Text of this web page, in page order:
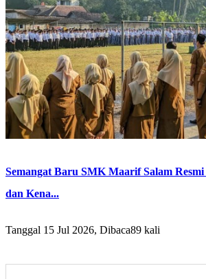
Semangat Baru SMK Maarif Salam
dan Kena...
Tanggal 15 Jul 2026, Dibaca89 kali